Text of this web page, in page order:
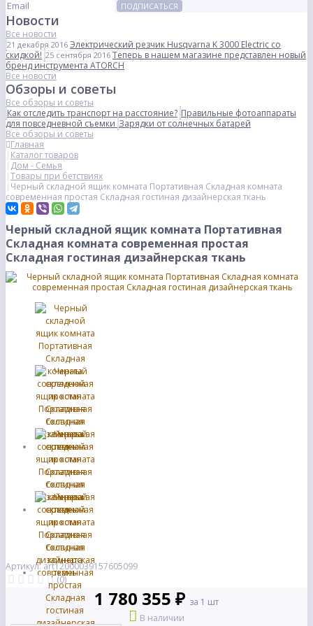
ПОДПИСАТЬСЯ
Новости
Все новости
21 декабря 2016 Электрический резчик Husqvarna K 3000 Electric со
скидкой! 25 сентября 2016 Теперь в нашем магазине представлен новый
бренд инструмента ATORCH
Все новости
Обзоры и советы
Все обзоры и советы
Как отследить транспорт на расстояние? Правильные фотоаппараты
для повседневной съемкиЗарядки от солнечных батарей
Все обзоры и советы
Главная
Каталог товаров
Дом - Семья
Товары при бетствиях
Черный складной ящик комната Портативная Складная комната
современная простая Складная гостиная дизайнерская ткань
Черный складной ящик комната Портативная
Складная комната современная простая
Складная гостиная дизайнерская ткань
Артикул: art12000039157605099
(0)
1 780 355 ₽ за 1 шт
В наличии